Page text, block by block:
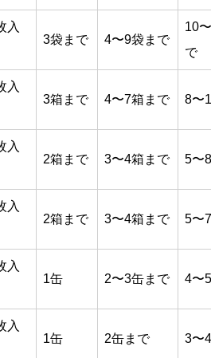
入
3袋まで 4〜9袋まで
10
で
入
3箱まで 4〜7箱まで 8〜
入
2箱まで 3〜4箱まで 5〜
入
2箱まで 3〜4箱まで 5〜
入
1缶 2〜3缶まで 4〜
入
1缶 2缶まで 3〜